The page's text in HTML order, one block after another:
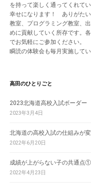
を持って楽しく通ってくれて
幸せになります！ ありがた
教室、プログラミング教室、
めに貢献していく所存です。
でお気軽にご参加ください。
瞬読の体験会も毎月実施してい
高田のひとりごと
2023北海道高校入試ボーダー
2023年3月4日
北海道の高校入試の仕組みが
2022年6月20日
成績が上がらない子の共通点①
2022年4月23日